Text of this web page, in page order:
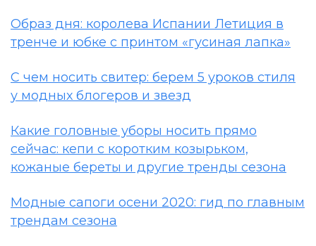
Образ дня: королева Испании Летиция в
тренче и юбке с принтом «гусиная лапка»
С чем носить свитер: берем 5 уроков стиля
у модных блогеров и звезд
Какие головные уборы носить прямо
сейчас: кепи с коротким козырьком,
кожаные береты и другие тренды сезона
Модные сапоги осени 2020: гид по главным
трендам сезона